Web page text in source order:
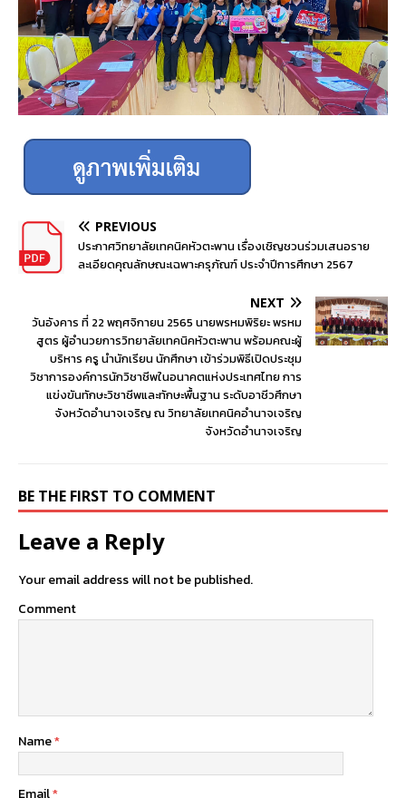
PREVIOUS
ประกาศวิทยาลัยเทคนิคหัวตะพาน เรื่องเชิญชวนร่วมเสนอราย
ละเอียดคุณลักษณะเฉพาะครุภัณฑ์ ประจำปีการศึกษา 2567
NEXT
วันอังคาร ที่ 22 พฤศจิกายน 2565 นายพรหมพิริยะ พรหม
สูตร ผู้อำนวยการวิทยาลัยเทคนิคหัวตะพาน พร้อมคณะผู้
บริหาร ครู นำนักเรียน นักศึกษา เข้าร่วมพิธีเปิดประชุม
วิชาการองค์การนักวิชาชีพในอนาคตแห่งประเทศไทย การ
แข่งขันทักษะวิชาชีพและทักษะพื้นฐาน ระดับอาชีวศึกษา
จังหวัดอำนาจเจริญ ณ วิทยาลัยเทคนิคอำนาจเจริญ
จังหวัดอำนาจเจริญ
BE THE FIRST TO COMMENT
Leave a Reply
Your email address will not be published.
Comment
Name*